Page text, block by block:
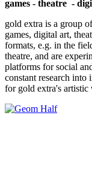
games - theatre -
gold extra is a group
games, digital art,
formats, e.g. in the
theatre, and are
platforms for social
constant research into
for gold extra's artistic